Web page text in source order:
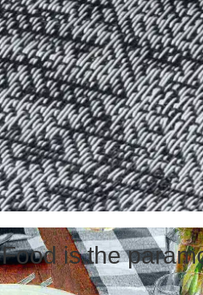
Food is the